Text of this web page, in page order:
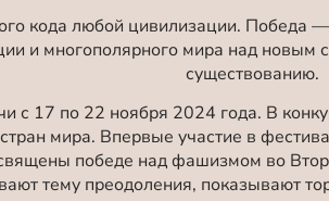
кода любой цивилизации. Победа
и многополярного мира над новым
существованию.
с 17 по 22 ноября 2024 года. В
мира. Впервые участие в
победе над фашизмом во
тему преодоления, показывают